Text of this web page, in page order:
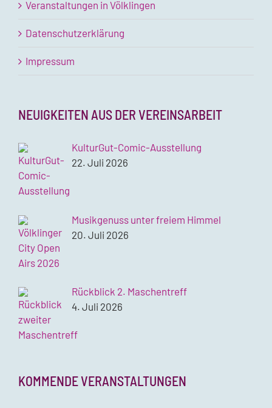
Veranstaltungen in Völklingen
Datenschutzerklärung
Impressum
NEUIGKEITEN AUS DER VEREINSARBEIT
KulturGut-Comic-Ausstellung
22. Juli 2026
Musikgenuss unter freiem Himmel
20. Juli 2026
Rückblick 2. Maschentreff
4. Juli 2026
KOMMENDE VERANSTALTUNGEN